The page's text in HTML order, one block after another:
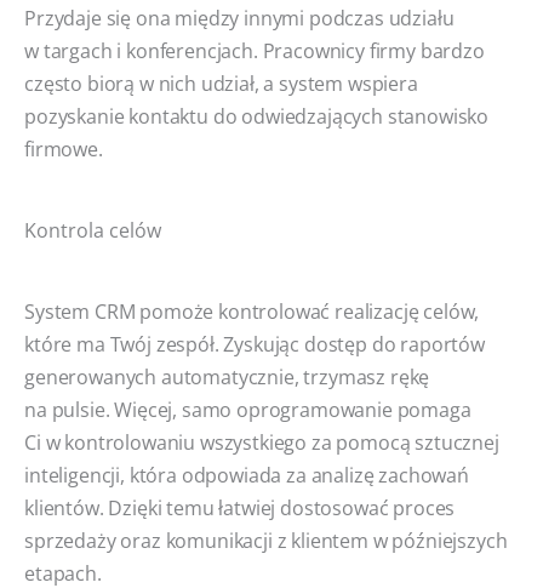
Przydaje się ona między innymi podczas udziału
w targach i konferencjach. Pracownicy firmy bardzo
często biorą w nich udział, a system wspiera
pozyskanie kontaktu do odwiedzających stanowisko
firmowe.
Kontrola celów
System CRM pomoże kontrolować realizację celów,
które ma Twój zespół. Zyskując dostęp do raportów
generowanych automatycznie, trzymasz rękę
na pulsie. Więcej, samo oprogramowanie pomaga
Ci w kontrolowaniu wszystkiego za pomocą sztucznej
inteligencji, która odpowiada za analizę zachowań
klientów. Dzięki temu łatwiej dostosować proces
sprzedaży oraz komunikacji z klientem w późniejszych
etapach.